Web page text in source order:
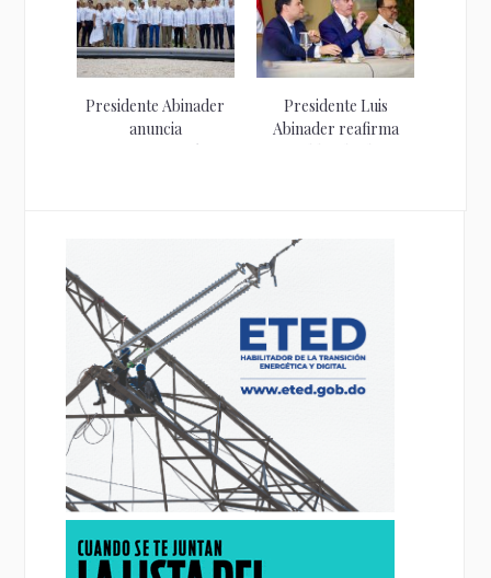
Presidente Abinader
anuncia
transformación
Presidente Luis
Abinader reafirma